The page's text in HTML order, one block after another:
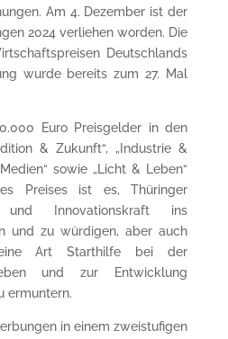
Am 4. Dezember ist der
2024 verliehen worden. Die
Deutschlands
wurde bereits zum 27. Mal
0.000 Euro Preisgelder inden
& Zukunft“, „Industrie &
sowie „Licht & Leben“
Preises ist es, Thüringer
und Innovationskraft ins
und zu würdigen, aber auch
Art Starthilfe bei der
und zur Entwicklung
ermuntern.
in einem zweistufigen